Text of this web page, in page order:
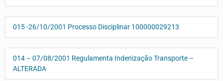
015 -26/10/2001 Processo Disciplinar 100000029213
014 – 07/08/2001 Regulamenta Indenização Transporte –
ALTERADA